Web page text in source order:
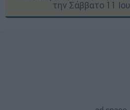
την Σάββατο 11